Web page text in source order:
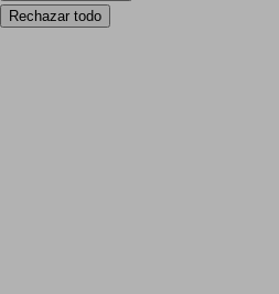
Rechazar todo